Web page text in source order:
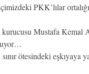
PKK’lılar
Mustafa Kemal
ötesindeki eşkıyaya